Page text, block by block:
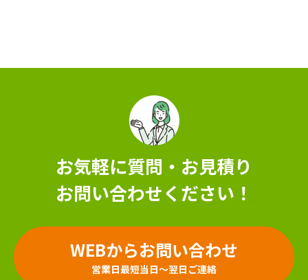
お気軽に質問・お見積り
お問い合わせください！
WEBからお問い合わせ
営業日最短当日～翌日ご連絡